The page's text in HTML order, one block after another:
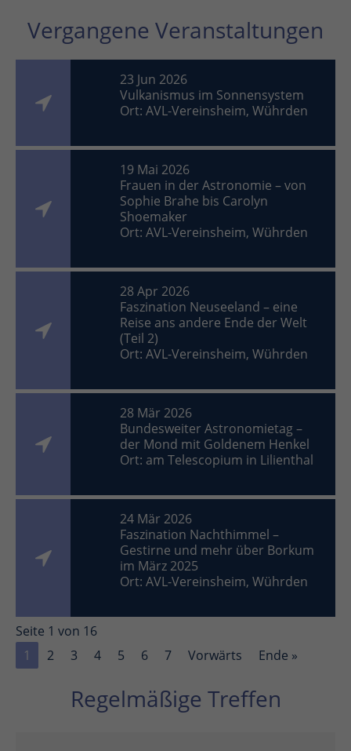
Vergangene Veranstaltungen
23 Jun 2026
Vulkanismus im Sonnensystem
Ort: AVL-Vereinsheim, Wührden
19 Mai 2026
Frauen in der Astronomie – von
Sophie Brahe bis Carolyn
Shoemaker
Ort: AVL-Vereinsheim, Wührden
28 Apr 2026
Faszination Neuseeland – eine
Reise ans andere Ende der Welt
(Teil 2)
Ort: AVL-Vereinsheim, Wührden
28 Mär 2026
Bundesweiter Astronomietag –
der Mond mit Goldenem Henkel
Ort: am Telescopium in Lilienthal
24 Mär 2026
Faszination Nachthimmel –
Gestirne und mehr über Borkum
im März 2025
Ort: AVL-Vereinsheim, Wührden
Seite 1 von 16
1
2 3 4 5 6 7 Vorwärts Ende »
Regelmäßige Treffen